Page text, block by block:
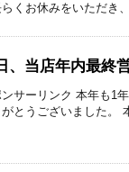
くお休みをいただき
、当店年内最終
サーリンク 本年も1
とうございました。